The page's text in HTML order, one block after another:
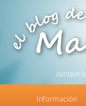
aunque
Información